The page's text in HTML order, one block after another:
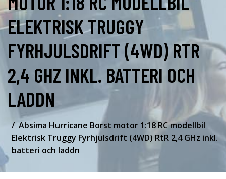
ELEKTRISK TRUGGY
FYRHJULSDRIFT (4WD) RTR
2,4 GHZ INKL. BATTERI OCH
LADDN
Absima Hurricane Borst motor 1:18 RC modellbil
Elektrisk Truggy Fyrhjulsdrift (4WD) RtR 2,4 GHz inkl.
batteri och laddn